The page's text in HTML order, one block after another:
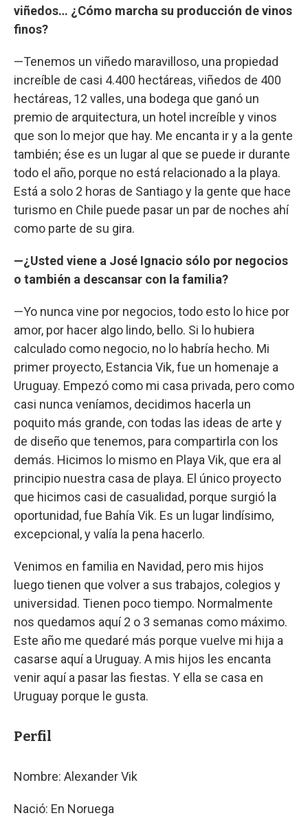
viñedos… ¿Cómo marcha su producción de vinos
finos?
—Tenemos un viñedo maravilloso, una propiedad
increíble de casi 4.400 hectáreas, viñedos de 400
hectáreas, 12 valles, una bodega que ganó un
premio de arquitectura, un hotel increíble y vinos
que son lo mejor que hay. Me encanta ir y a la gente
también; ése es un lugar al que se puede ir durante
todo el año, porque no está relacionado a la playa.
Está a solo 2 horas de Santiago y la gente que hace
turismo en Chile puede pasar un par de noches ahí
como parte de su gira.
—¿Usted viene a José Ignacio sólo por negocios
o también a descansar con la familia?
—Yo nunca vine por negocios, todo esto lo hice por
amor, por hacer algo lindo, bello. Si lo hubiera
calculado como negocio, no lo habría hecho. Mi
primer proyecto, Estancia Vik, fue un homenaje a
Uruguay. Empezó como mi casa privada, pero como
casi nunca veníamos, decidimos hacerla un
poquito más grande, con todas las ideas de arte y
de diseño que tenemos, para compartirla con los
demás. Hicimos lo mismo en Playa Vik, que era al
principio nuestra casa de playa. El único proyecto
que hicimos casi de casualidad, porque surgió la
oportunidad, fue Bahía Vik. Es un lugar lindísimo,
excepcional, y valía la pena hacerlo.
Venimos en familia en Navidad, pero mis hijos
luego tienen que volver a sus trabajos, colegios y
universidad. Tienen poco tiempo. Normalmente
nos quedamos aquí 2 o 3 semanas como máximo.
Este año me quedaré más porque vuelve mi hija a
casarse aquí a Uruguay. A mis hijos les encanta
venir aquí a pasar las fiestas. Y ella se casa en
Uruguay porque le gusta.
Perfil
Nombre: Alexander Vik
Nació: En Noruega